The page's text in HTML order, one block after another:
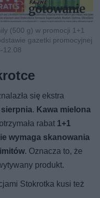
(500 g) w promocji 1+1
gazetki promocyjnej
12.08
się ekstra
. Kawa mielona
otrzymała rabat 1+1
wymaga skanowania
. Oznacza to, że
produkt.
Stokrotka kusi też